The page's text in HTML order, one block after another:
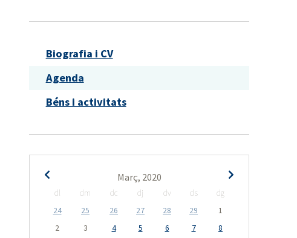
Biografia i CV
Agenda
Béns i activitats
Març, 2020
dl dm dc dj dv ds
dg
24
25 26 27 28 29
1
2
3 4 5 6 7
8